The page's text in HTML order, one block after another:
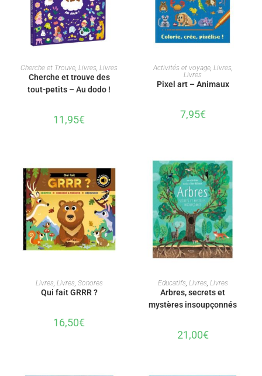
AJOUTER AU PANIER
Cherche et Trouve,Livres,Livres
Cherche et trouve des
tout-petits – Au dodo !
11,95€
AJOUTER AU PANIER
Activités et voyage, Livres,
Livres
Pixel art – Animaux
7,95€
AJOUTER AU PANIER
Livres, Livres, Sonores
Qui fait GRRR ?
16,50€
AJOUTER AU PANIER
Educatifs, Livres, Livres
Arbres, secrets et
mystères insoupçonnés
21,00€